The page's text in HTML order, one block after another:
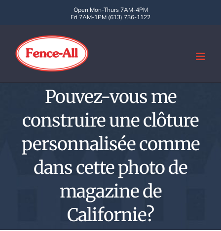
Open Mon-Thurs 7AM-4PM
Fri 7AM-1PM (613) 736-1122
Pouvez-vous me
construire une clôture
personnalisée comme
dans cette photo de
magazine de
Californie?